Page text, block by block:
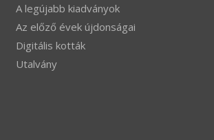
A legújabb kiadványok
Az előző évek újdonságai
Digitális kották
Utalvány